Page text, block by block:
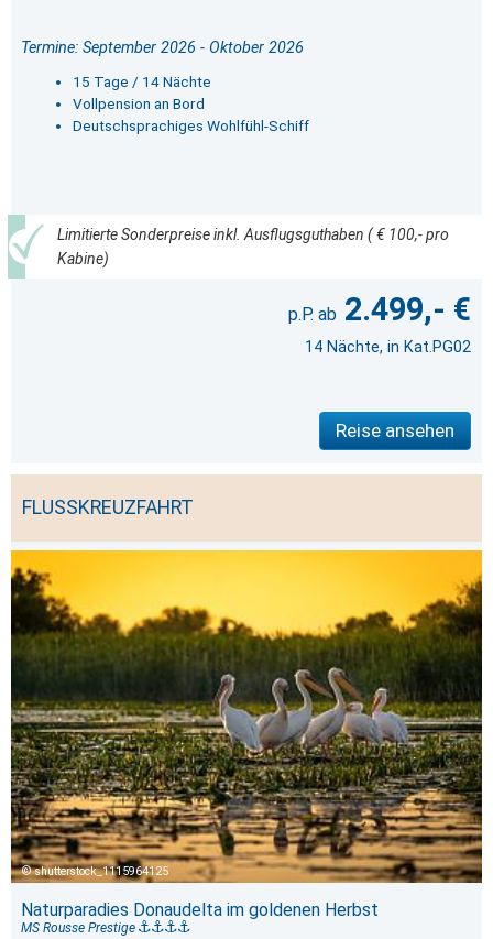
Termine: September 2026 - Oktober 2026
15 Tage / 14 Nächte
Vollpension an Bord
Deutschsprachiges Wohlfühl-Schiff
Limitierte Sonderpreise inkl. Ausflugsguthaben ( € 100,- pro
Kabine)
2.499,- €
14 Nächte, in Kat.PG02
Reise ansehen
FLUSSKREUZFAHRT
shutterstock_1115964125
Naturparadies Donaudelta im goldenen Herbst
MS Rousse Prestige